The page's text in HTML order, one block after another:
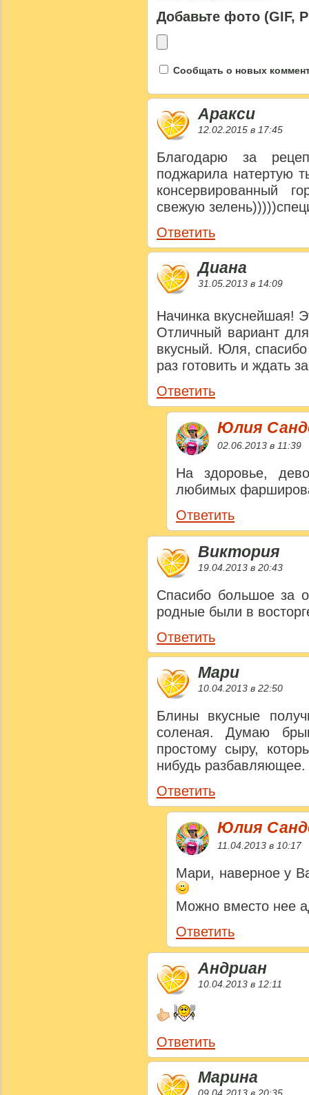
Добавьте фото (GIF,
Сообщать о новых
Аракси
12.02.2015 в 17:45
Благодарю за
поджарила натертую
консервированный
свежую
Ответить
Диана
31.05.2013 в 14:09
Начинка вкуснейшая!
Отличный вариант
вкусный. Юля,
раз готовить и ждать
Ответить
Юлия
02.06.2013 в 11:39
На здоровье,
любимых
Ответить
Виктория
19.04.2013 в 20:43
Спасибо большое за
родные были в
Ответить
Мари
10.04.2013 в 22:50
Блины вкусные
соленая. Думаю
простому сыру,
нибудь разбавляющее.
Ответить
Юлия
11.04.2013 в 10:17
Мари, наверное у
Можно вместо нее
Ответить
Андриан
10.04.2013 в 12:11
Ответить
Марина
09.04.2013 в 20:35